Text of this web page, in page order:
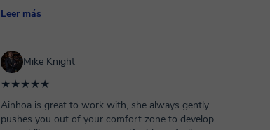
Leer más
Mike Knight
★★★★★
Ainhoa is great to work with, she always gently
pushes you out of your comfort zone to develop